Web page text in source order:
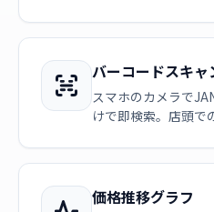
バーコードスキャ
スマホのカメラで
けで即検索。店頭で
価格推移グラフ